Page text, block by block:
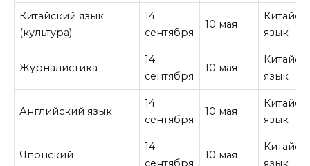
Китайский язык
(культура)
14
сентября
10 мая
язык
Журналистика
14
сентября
10 мая
язык
Английский язык
14
сентября
10 мая
язык
Японский
14
сентября
10 мая
язык